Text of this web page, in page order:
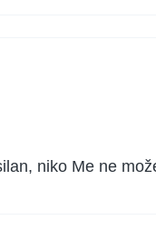
niko Me ne